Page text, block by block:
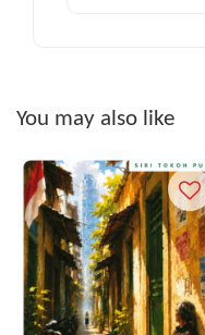
You may also like